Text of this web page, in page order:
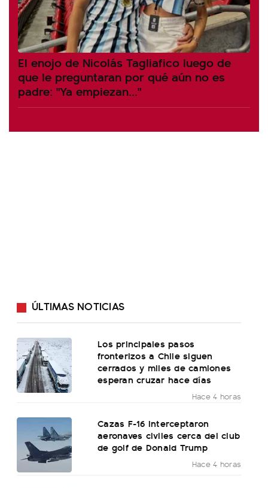
El enojo de Nicolás Tagliafico luego de
que le preguntaran por qué aún no es
padre: "Ya empiezan..."
ÚLTIMAS NOTICIAS
Los principales pasos
fronterizos a Chile siguen
cerrados y miles de camiones
esperan cruzar hace días
Hace 4 horas
Cazas F-16 interceptaron
aeronaves civiles cerca del club
de golf de Donald Trump
Hace 4 horas